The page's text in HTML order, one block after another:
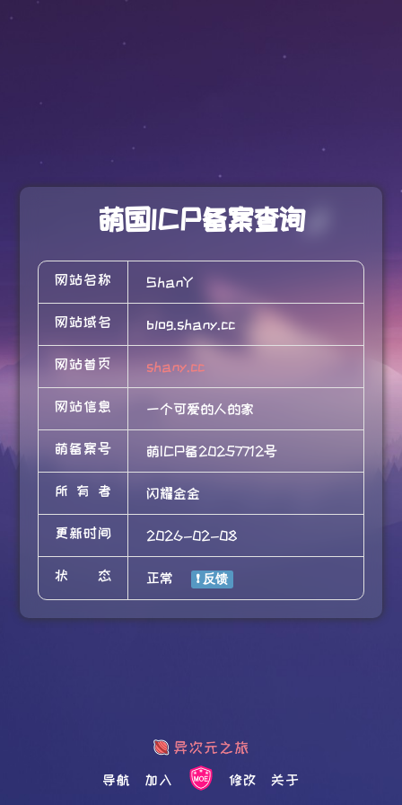
萌国ICP备案查询
网站名称 ShanY
网站域名 blog.shany.cc
网站首页 shany.cc
网站信息 一个可爱的人的家
萌备案号 萌ICP备20257712号
所有者 闪耀金金
更新时间 2026-02-08
状态 正常
导航 加入 修改 关于